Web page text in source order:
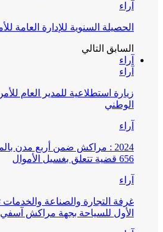
آراء
الحصيلة السنوية للإدارة العامة
السابق التالي
آراء
آراء
زيارة استطلاعية للمدير العام
الوطني
آراء
2024 : مراكش ضمن أربع مدن
656 قضية تتعلق بغسيل الأموال
آراء
غرفة التجارة والصناعة
الأول للسياحة بجهة مراكش آسفي